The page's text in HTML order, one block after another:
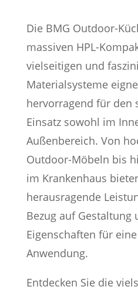
Die BMG Outdoor-
massiven HPL-
vielseitigen und
Materialsysteme
hervorragend für den
Einsatz sowohl im
Außenbereich. Von
Outdoor-Möbeln bis
im Krankenhaus
herausragende
Bezug auf Gestaltung
Eigenschaften für
Anwendung.
Entdecken Sie die